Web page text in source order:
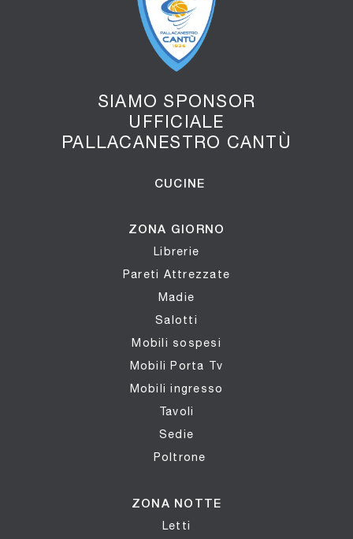
SIAMO SPONSOR
UFFICIALE
PALLACANESTRO CANTÙ
CUCINE
ZONA GIORNO
Librerie
Pareti Attrezzate
Madie
Salotti
Mobili sospesi
Mobili Porta Tv
Mobili ingresso
Tavoli
Sedie
Poltrone
ZONA NOTTE
Letti